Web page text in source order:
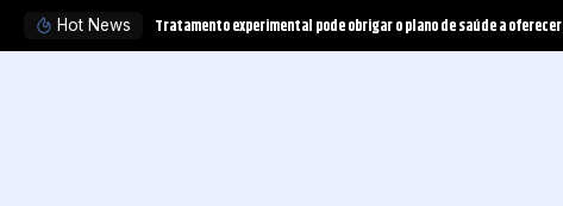
Hot News Desafios do primeiro grau de jurisdição na visão de Valdemir